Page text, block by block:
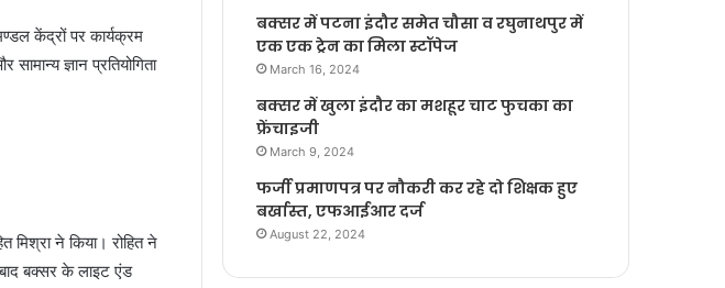
केंद्रों पर कार्यक्रम
ज्ञान प्रतियोगिता
मिश्रा ने किया। रोहित ने
बाद बक्सर के लाइट एंड
बक्सर में पटना इंदौर समेत चौसा व रघुनाथपुर में
एक एक ट्रेन का मिला स्टॉपेज
March 16, 2024
बक्सर में खुला इंदौर का मशहूर चाट फुचका का
फ्रेंचाइजी
March 9, 2024
फर्जी प्रमाणपत्र पर नौकरी कर रहे दो शिक्षक हुए
बर्खास्त, एफआईआर दर्ज
August 22, 2024